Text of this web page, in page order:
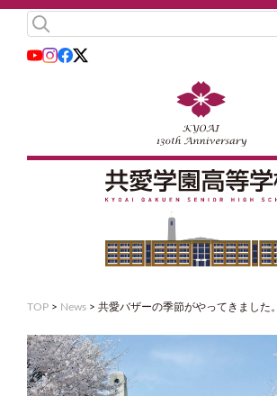
TOP > News > 共愛バザーの季節がやってきました。